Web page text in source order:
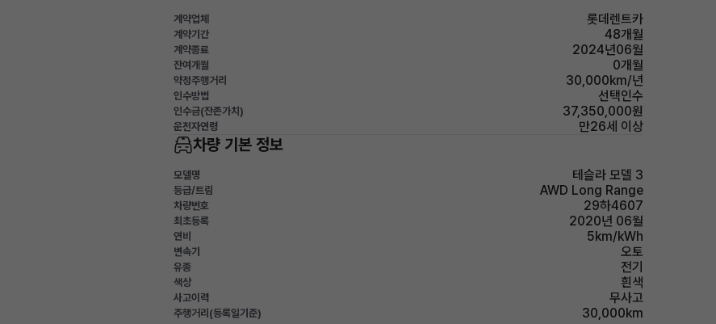
계약업체 롯데렌트카
계약기간 48개월
계약종료 2024년06월
잔여개월 0개월
약정주행거리 30,000km/년
인수방법 선택인수
인수금(잔존가치) 37,350,000원
운전자연령 만26세 이상
차량 기본 정보
모델명 테슬라 모델 3
등급/트림 AWD Long Range
차량번호 29하4607
최초등록 2020년 06월
연비 5km/kWh
변속기 오토
유종 전기
색상 흰색
사고이력 무사고
주행거리(등록일기준) 30,000km